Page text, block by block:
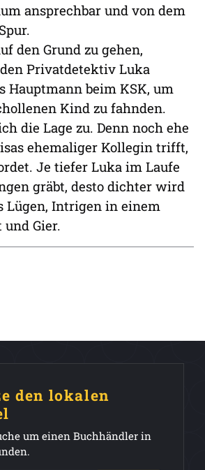
ansprechbar und von dem
den Grund zu gehen,
Privatdetektiv Luka
Hauptmann beim KSK, um
Kind zu fahnden.
die Lage zu. Denn noch ehe
ehemaliger Kollegin trifft,
Je tiefer Luka im Laufe
gräbt, desto dichter wird
Lügen, Intrigen in einem
und Gier.
den lokalen
um einen Buchhändler in